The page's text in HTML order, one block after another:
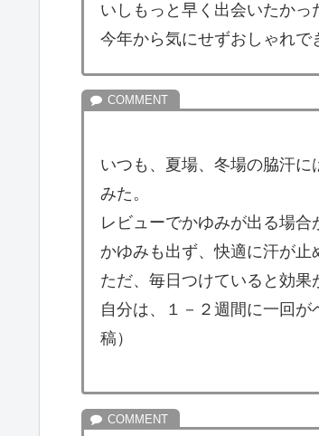
いしもっと早く出会いたかっ
今年から気にせずおしゃれで
いつも、夏場、冬場の脇汗
みた。
レビューでかゆみが出る場合
かゆみも出ず、快適に汗が止
ただ、毎日つけていると効果
自分は、１－２週間に一回
稿）